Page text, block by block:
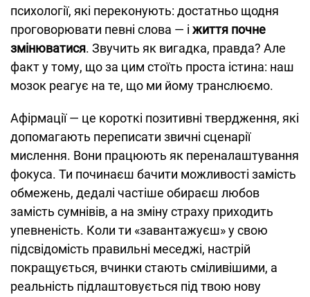
психології, які переконують: достатньо щодня
проговорювати певні слова — і життя почне
змінюватися. Звучить як вигадка, правда? Але
факт у тому, що за цим стоїть проста істина: наш
мозок реагує на те, що ми йому транслюємо.
Афірмації — це короткі позитивні твердження, які
допомагають переписати звичні сценарії
мислення. Вони працюють як переналаштування
фокуса. Ти починаєш бачити можливості замість
обмежень, дедалі частіше обираєш любов
замість сумнівів, а на зміну страху приходить
упевненість. Коли ти «завантажуєш» у свою
підсвідомість правильні меседжі, настрій
покращується, вчинки стають сміливішими, а
реальність підлаштовується під твою нову